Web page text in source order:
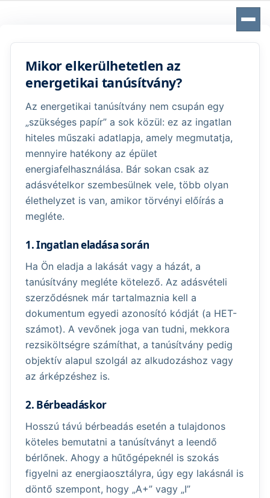
Mikor elkerülhetetlen az
energetikai tanúsítvány?
Az energetikai tanúsítvány nem csupán egy
„szükséges papír” a sok közül: ez az ingatlan
hiteles műszaki adatlapja, amely megmutatja,
mennyire hatékony az épület
energiafelhasználása. Bár sokan csak az
adásvételkor szembesülnek vele, több olyan
élethelyzet is van, amikor törvényi előírás a
megléte.
1. Ingatlan eladása során
Ha Ön eladja a lakását vagy a házát, a
tanúsítvány megléte kötelező. Az adásvételi
szerződésnek már tartalmaznia kell a
dokumentum egyedi azonosító kódját (a HET-
számot). A vevőnek joga van tudni, mekkora
rezsiköltségre számíthat, a tanúsítvány pedig
objektív alapul szolgál az alkudozáshoz vagy
az árképzéshez is.
2. Bérbeadáskor
Hosszú távú bérbeadás esetén a tulajdonos
köteles bemutatni a tanúsítványt a leendő
bérlőnek. Ahogy a hűtőgépeknél is szokás
figyelni az energiaosztályra, úgy egy lakásnál is
döntő szempont, hogy „A+” vagy „I”